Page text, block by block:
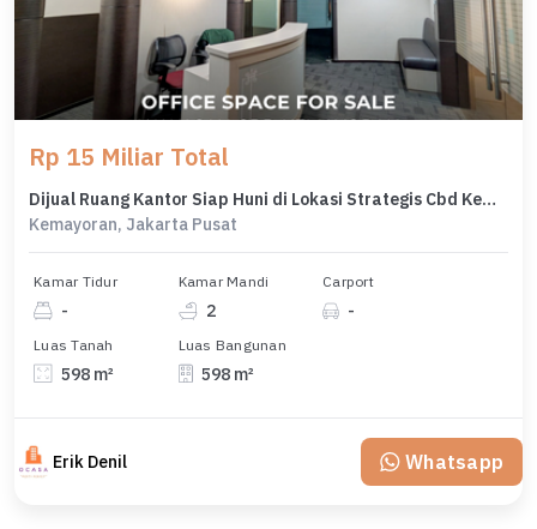
Rp 15 Miliar Total
Dijual Ruang Kantor Siap Huni di Lokasi Strategis Cbd Kemayoran
Kemayoran, Jakarta Pusat
Kamar Tidur
-
Kamar Mandi
2
Carport
-
Luas Tanah
598 m²
Luas Bangunan
598 m²
Erik Denil Whatsapp